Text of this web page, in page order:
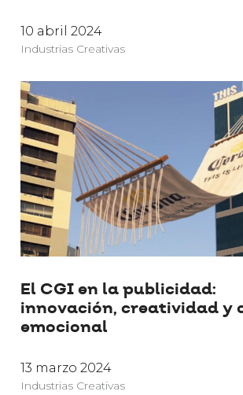
10 abril 2024
Industrias Creativas
El CGI en la publicidad:
innovación, creatividad y
emocional
13 marzo 2024
Industrias Creativas